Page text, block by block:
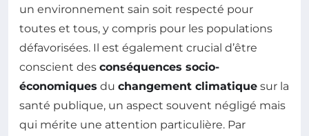
un environnement sain soit respecté pour
toutes et tous, y compris pour les populations
défavorisées. Il est également crucial d’être
conscient des conséquences socio-
économiques du changement climatique sur la
santé publique, un aspect souvent négligé mais
qui mérite une attention particulière. Par